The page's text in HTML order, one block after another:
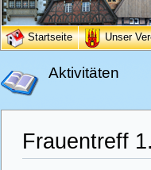
Startseite Unser
Aktivitäten
Frauentreff